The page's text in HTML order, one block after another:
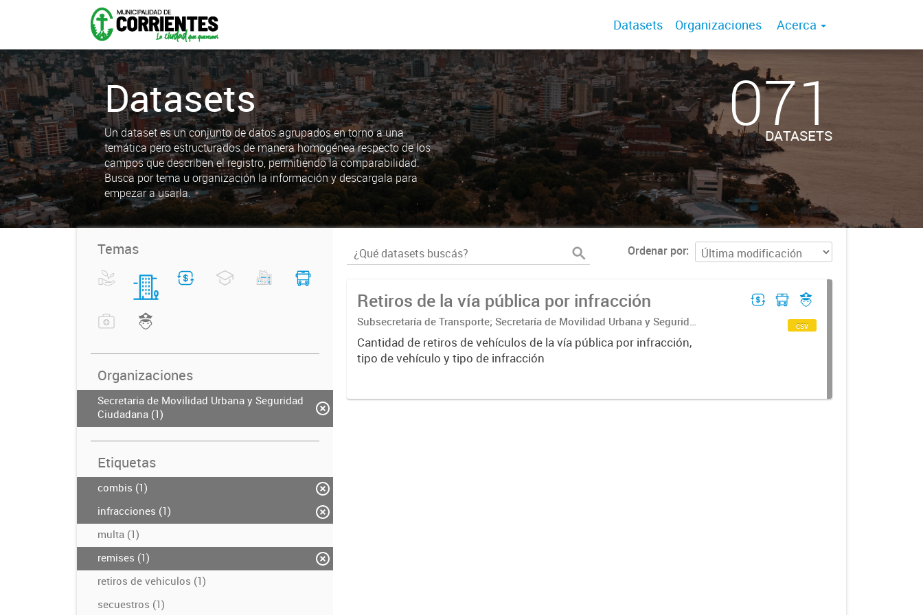
Datasets Organizaciones Acerca
Datasets
Un dataset es un conjunto de datos agrupados en torno a una
temática pero estructurados de manera homogénea respecto de los
campos que describen el registro, permitiendo la comparabilidad.
Busca por tema u organización la información y descargala para
empezar a usarla.
071
DATASETS
Temas
Organizaciones
Secretaria de Movilidad Urbana y Seguridad
Ciudadana (1)
Etiquetas
combis (1)
infracciones (1)
multa (1)
remises (1)
retiros de vehiculos (1)
secuestros (1)
Ordenar por
Retiros de la vía pública por infracción
Subsecretaría de Transporte; Secretaría de Movilidad Urbana y Seguridad
ciudadana
Cantidad de retiros de vehículos de la vía pública por infracción,
tipo de vehículo y tipo de infracción
csv